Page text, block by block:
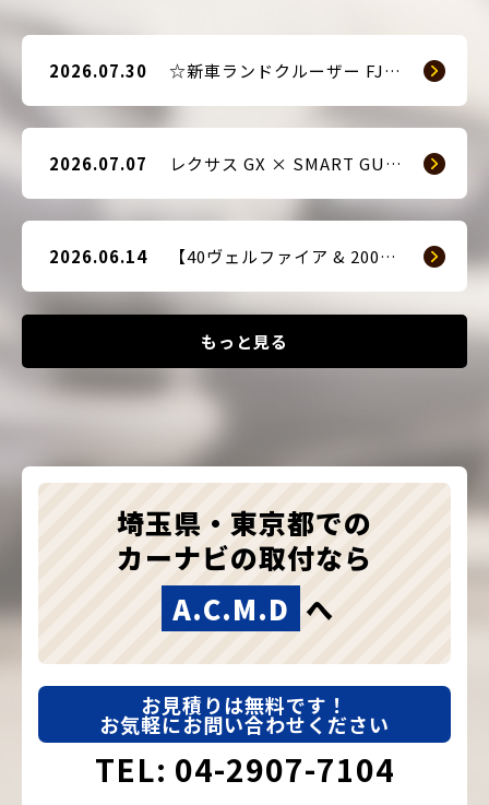
もっと見る
2026.07.30 ☆新車ランドクルーザー FJ（TRJ240） × Argus D1 & 前後ドライブレコーダー取付☆
2026.07.07 レクサス GX × SMART GUARD3 持ち込み取付
2026.06.14 【40ヴェルファイア & 200系ハイエース(9型) 新車2台へ SMART GUARD3取付】
埼玉県・東京都での
カーナビの取付なら
A.C.M.D へ
お見積りは無料です！
お気軽にお問い合わせください
TEL: 04-2907-7104